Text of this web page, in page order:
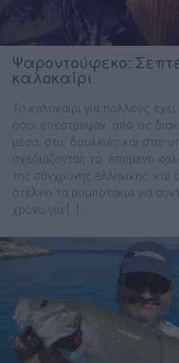
Ψαροντούφεκο:
καλοκαίρι
Το καλοκαίρι για πολλούς
όσοι επέστρεψαν από τις
μέσα, στις δουλειές και στις
σχεδιάζοντας το επόμενο
της σύγχρονης ελληνικής, και
στέλνει τα ρομποτακια για
χρόνο για […]